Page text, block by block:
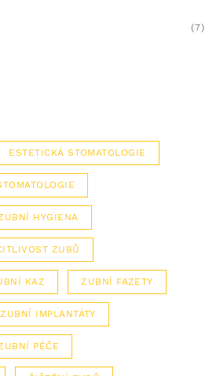
(7)
ESTETICKÁ STOMATOLOGIE
HYGIENA
ZUBŮ
KAZ ZUBNÍ FAZETY
ZUBNÍ IMPLANTÁTY
PÉČE